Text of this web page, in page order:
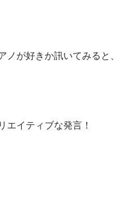
が好きか訊いてみると、
エイティブな発言！